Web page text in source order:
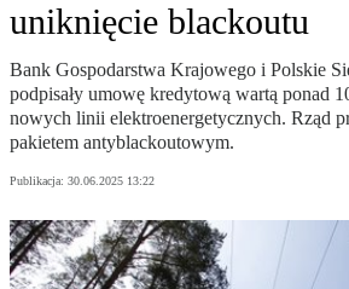
uniknięcie blackoutu
Bank Gospodarstwa Krajowego i Polskie
podpisały umowę kredytową wartą ponad
nowych linii elektroenergetycznych. Rząd
pakietem antyblackoutowym.
Publikacja: 30.06.2025 13:22